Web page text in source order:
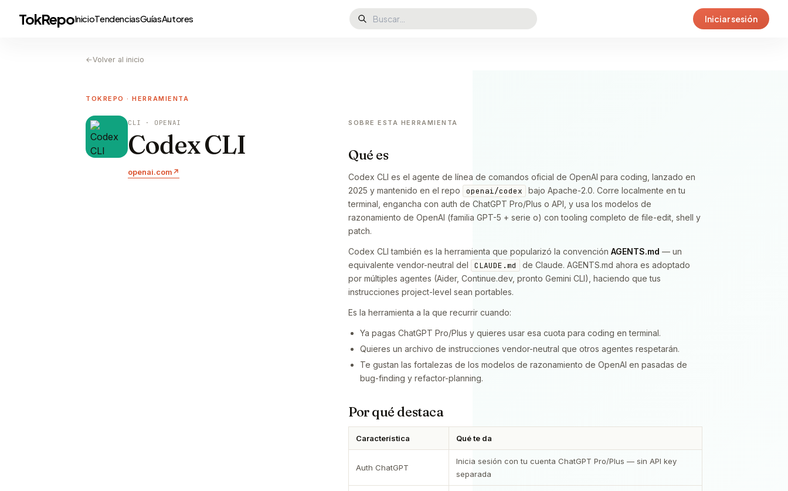
TokRepoInicioTendenciasGuíasAutores Iniciar sesión
←Volver al inicio
TOKREPO · HERRAMIENTA
CLI · OPENAI
Codex CLI
openai.com↗
SOBRE ESTA HERRAMIENTA
Qué es
Codex CLI es el agente de línea de comandos oficial de OpenAI para coding, lanzado en
2025 y mantenido en el repo
openai/codex
bajo Apache-2.0. Corre localmente en tu
terminal, engancha con auth de ChatGPT Pro/Plus o API, y usa los modelos de
razonamiento de OpenAI (familia GPT-5 + serie o) con tooling completo de file-edit, shell y
patch.
Codex CLI también es la herramienta que popularizó la convención AGENTS.md — un
equivalente vendor-neutral del
CLAUDE.md
de Claude. AGENTS.md ahora es adoptado
por múltiples agentes (Aider, Continue.dev, pronto Gemini CLI), haciendo que tus
instrucciones project-level sean portables.
Es la herramienta a la que recurrir cuando:
Ya pagas ChatGPT Pro/Plus y quieres usar esa cuota para coding en terminal.
Quieres un archivo de instrucciones vendor-neutral que otros agentes respetarán.
Te gustan las fortalezas de los modelos de razonamiento de OpenAI en pasadas de
bug-finding y refactor-planning.
Por qué destaca
Característica Qué te da
Auth ChatGPT
Inicia sesión con tu cuenta ChatGPT Pro/Plus — sin API key
separada